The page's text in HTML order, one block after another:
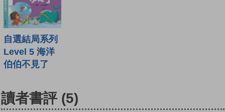
自選結局系列
Level 5 海洋
伯伯不見了
讀者書評 (5)